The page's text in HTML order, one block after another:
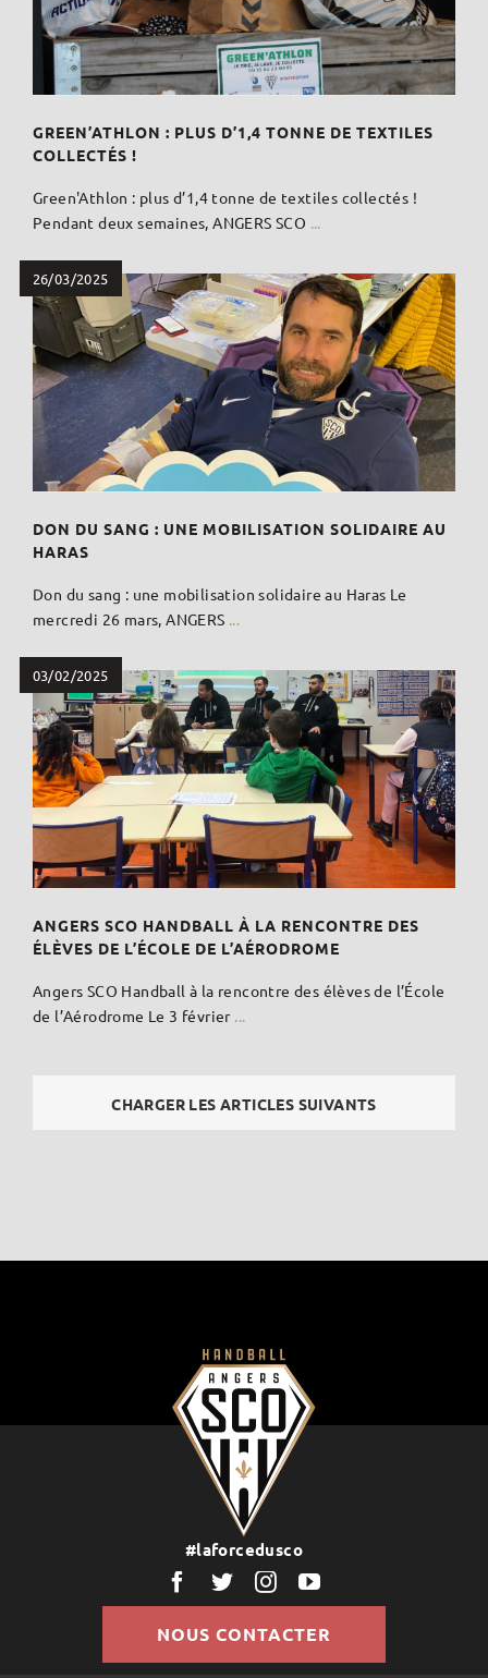
GREEN’ATHLON : PLUS D’1,4 TONNE DE TEXTILES
COLLECTÉS !
Green'Athlon : plus d’1,4 tonne de textiles collectés !
Pendant deux semaines, ANGERS SCO ...
DON DU SANG : UNE MOBILISATION SOLIDAIRE AU
HARAS
26/03/2025
Don du sang : une mobilisation solidaire au Haras Le
mercredi 26 mars, ANGERS ...
ANGERS SCO HANDBALL À LA RENCONTRE DES
ÉLÈVES DE L’ÉCOLE DE L’AÉRODROME
03/02/2025
Angers SCO Handball à la rencontre des élèves de l’École
de l’Aérodrome Le 3 février ...
CHARGER LES ARTICLES SUIVANTS
#laforcedusco
NOUS CONTACTER